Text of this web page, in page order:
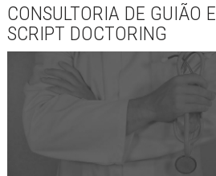
CONSULTORIA DE GUIÃO E
SCRIPT DOCTORING